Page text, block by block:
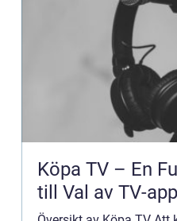
Köpa TV – En
till Val av TV-